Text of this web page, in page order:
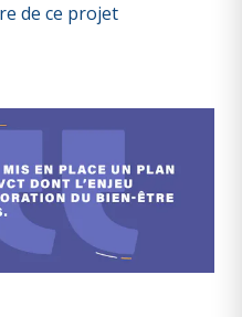
de ce projet